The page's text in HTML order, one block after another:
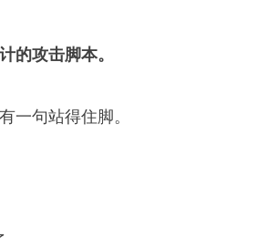
的攻击脚本。
一句站得住脚。